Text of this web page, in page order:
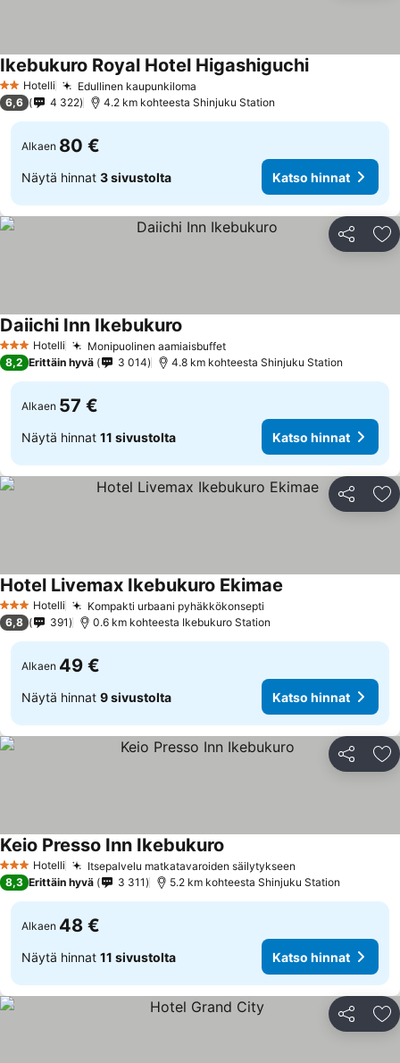
2 Tähtiluokitus
Hotelli Edullinen kaupunkiloma
Ikebukuro Royal Hotel HigashiguchiKatso hinnat
6,6 4 322 4.2 km kohteesta Shinjuku Station
Alkaen 80 €
Näytä hinnat 3 sivustolta Katso hinnat
Jaa
3 Tähtiluokitus
Hotelli Monipuolinen aamiaisbuffetKatso hinnat
Daiichi Inn Ikebukuro
8,2 Erittäin hyvä 3 014 4.8 km kohteesta Shinjuku Station
Alkaen 57 €
Näytä hinnat 11 sivustolta Katso hinnat
Jaa
3 Tähtiluokitus
Hotelli Kompakti urbaani pyhäkkökonsepti
Hotel Livemax Ikebukuro Ekimae
6,8 391 0.6 km kohteesta Ikebukuro Station
Alkaen 49 €
Näytä hinnat 9 sivustolta Katso hinnat
Jaa
3 Tähtiluokitus
Hotelli Itsepalvelu matkatavaroiden säilytykseen
Keio Presso Inn Ikebukuro
8,3 Erittäin hyvä 3 311 5.2 km kohteesta Shinjuku Station
Alkaen 48 €
Näytä hinnat 11 sivustolta Katso hinnat
Jaa